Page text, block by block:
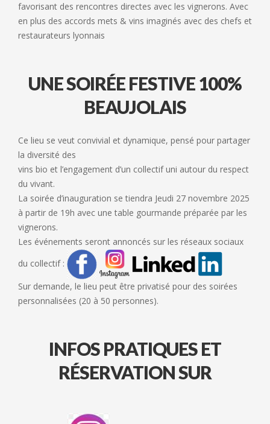
favorisant des rencontres directes avec les vignerons. Avec
en plus des accords mets & vins imaginés avec des chefs et
restaurateurs lyonnais
UNE SOIRÉE FESTIVE 100%
BEAUJOLAIS
Ce lieu se veut convivial et dynamique, pensé pour partager
la diversité des
vins bio et l’engagement d’un collectif uni autour du respect
du vivant.
La soirée d’inauguration se tiendra Jeudi 27 novembre 2025
à partir de 19h avec une table gourmande préparée par les
vignerons.
Les événements seront annoncés sur les réseaux sociaux
du collectif :
Sur demande, le lieu peut être privatisé pour des soirées
personnalisées (20 à 50 personnes).
INFOS PRATIQUES ET
RÉSERVATION SUR